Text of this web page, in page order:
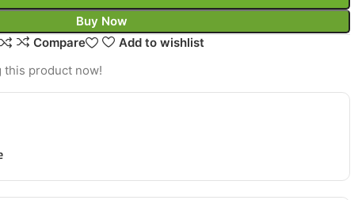
Buy Now
Compare
Add to wishlist
this product now!